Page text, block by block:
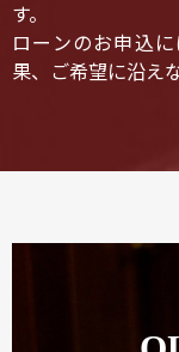
す。
ローンのお申込
果、ご希望に沿え